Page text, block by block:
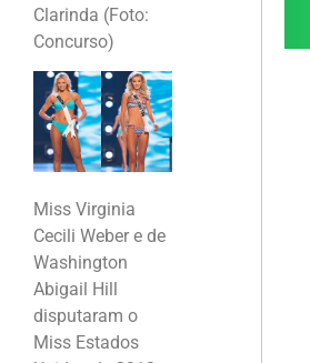
Clarinda (Foto:
Concurso)
Miss Virginia
Cecili Weber e de
Washington
Abigail Hill
disputaram o
Miss Estados